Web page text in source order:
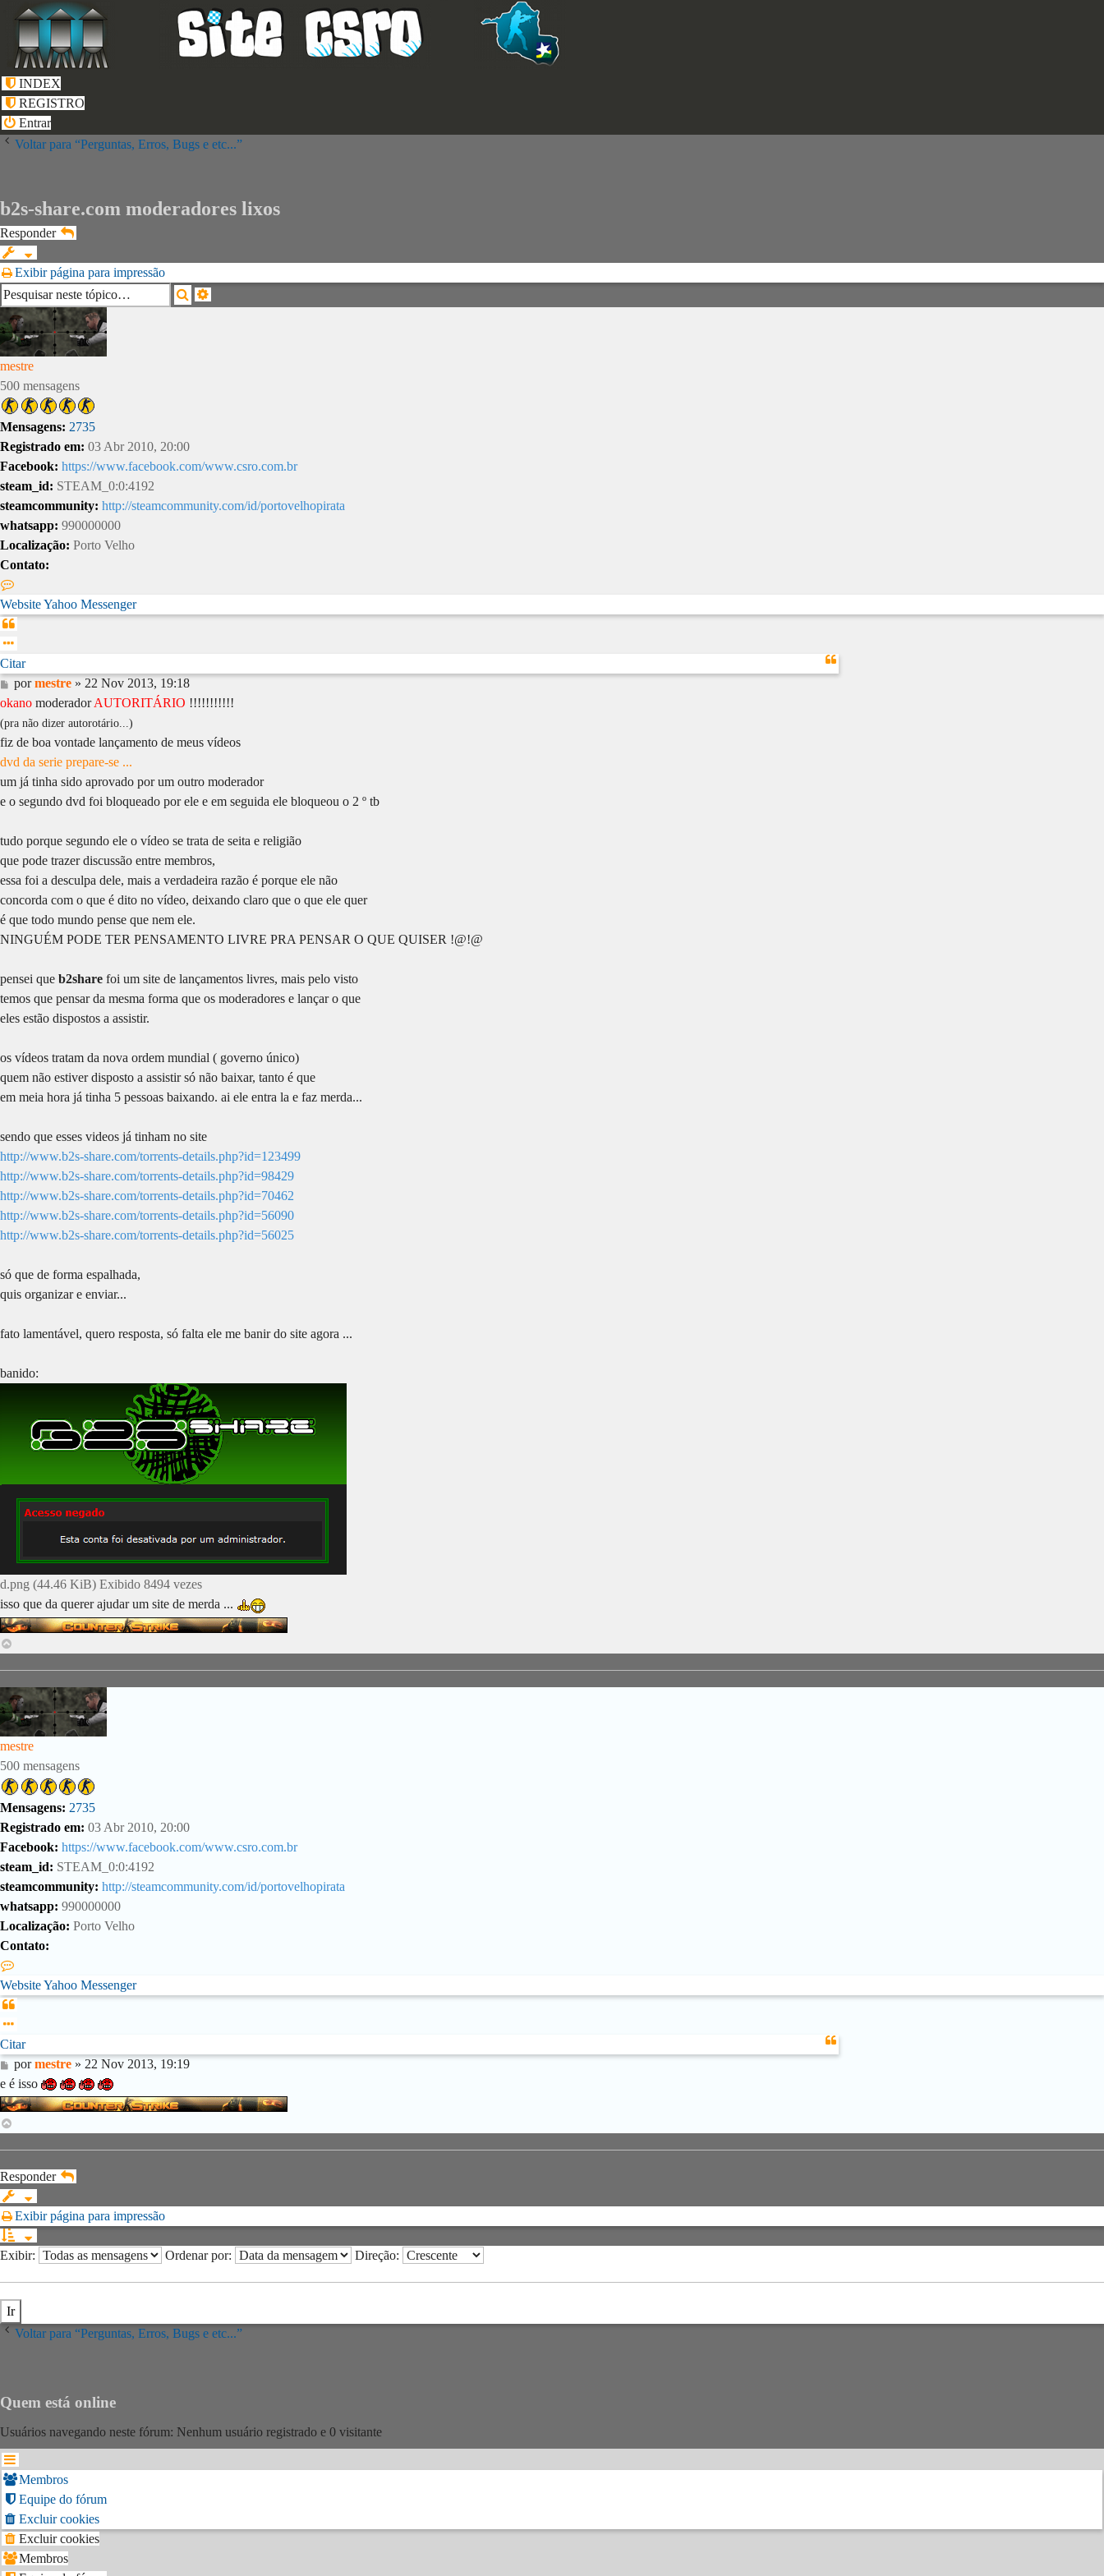
INDEX
REGISTRO
Entrar
Voltar para “Perguntas, Erros, Bugs e etc...”
b2s-share.com moderadores lixos
Responder
Exibir página para impressão
Pesquisar
Pesquisa
avançada
mestre
500 mensagens
Mensagens: 2735
Registrado em: 03 Abr 2010, 20:00
Facebook: https://www.facebook.com/www.csro.com.br
steam_id: STEAM_0:0:4192
steamcommunity: http://steamcommunity.com/id/portovelhopirata
whatsapp: 990000000
Localização: Porto Velho
Contato:
mestre
WebsiteYahoo Messenger
Citar
Mensagem
pormestre» 22 Nov 2013, 19:18
okano moderadorAUTORITÁRIO !!!!!!!!!!!
(pra não dizer autorotário...)
fiz de boa vontade lançamento de meus vídeos
dvd da serie prepare-se ...
um já tinha sido aprovado por um outro moderador
e o segundo dvd foi bloqueado por ele e em seguida ele bloqueou o 2 º tb
tudo porque segundo ele o vídeo se trata de seita e religião
que pode trazer discussão entre membros,
essa foi a desculpa dele, mais a verdadeira razão é porque ele não
concorda com o que é dito no vídeo, deixando claro que o que ele quer
é que todo mundo pense que nem ele.
NINGUÉM PODE TER PENSAMENTO LIVRE PRA PENSAR O QUE QUISER !@!@
pensei que b2share foi um site de lançamentos livres, mais pelo visto
temos que pensar da mesma forma que os moderadores e lançar o que
eles estão dispostos a assistir.
os vídeos tratam da nova ordem mundial ( governo único)
quem não estiver disposto a assistir só não baixar, tanto é que
em meia hora já tinha 5 pessoas baixando. ai ele entra la e faz merda...
sendo que esses videos já tinham no site
http://www.b2s-share.com/torrents-details.php?id=123499
http://www.b2s-share.com/torrents-details.php?id=98429
http://www.b2s-share.com/torrents-details.php?id=70462
http://www.b2s-share.com/torrents-details.php?id=56090
http://www.b2s-share.com/torrents-details.php?id=56025
só que de forma espalhada,
quis organizar e enviar...
fato lamentável, quero resposta, só falta ele me banir do site agora ...
banido:
d.png (44.46 KiB) Exibido 8494 vezes
isso que da querer ajudar um site de merda ...
mestre
500 mensagens
Mensagens: 2735
Registrado em: 03 Abr 2010, 20:00
Facebook: https://www.facebook.com/www.csro.com.br
steam_id: STEAM_0:0:4192
steamcommunity: http://steamcommunity.com/id/portovelhopirata
whatsapp: 990000000
Localização: Porto Velho
Contato:
mestre
WebsiteYahoo Messenger
Citar
Mensagem
pormestre» 22 Nov 2013, 19:19
e é isso
Responder
Exibir página para impressão
Exibir: Ordenar por: Direção:
Voltar para “Perguntas, Erros, Bugs e etc...”
Quem está online
Usuários navegando neste fórum: Nenhum usuário registrado e 0 visitante
Membros
Equipe do fórum
Excluir cookies
Excluir cookies
Membros